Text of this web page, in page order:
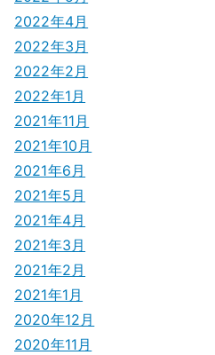
2022年4月
2022年3月
2022年2月
2022年1月
2021年11月
2021年10月
2021年6月
2021年5月
2021年4月
2021年3月
2021年2月
2021年1月
2020年12月
2020年11月